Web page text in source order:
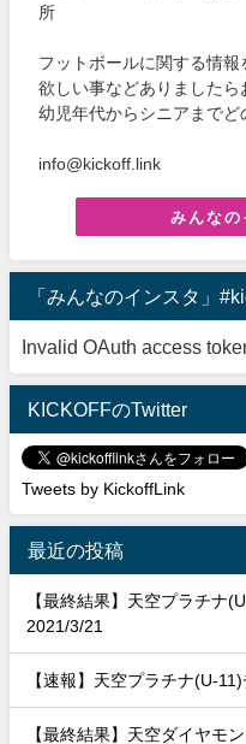
所
フットボールに関する情
欲しい事などありました
幼児年代からシニアまで
info@kickoff.link
みんなの
「みんなのインスタ」
Invalid OAuth access
KICKOFFのTwitter
Tweets by KickoffLink
最近の投稿
【最終結果】天空プラチナ
2021/3/21
【速報】天空プラチナ(U-
【最終結果】天空ダイヤモ